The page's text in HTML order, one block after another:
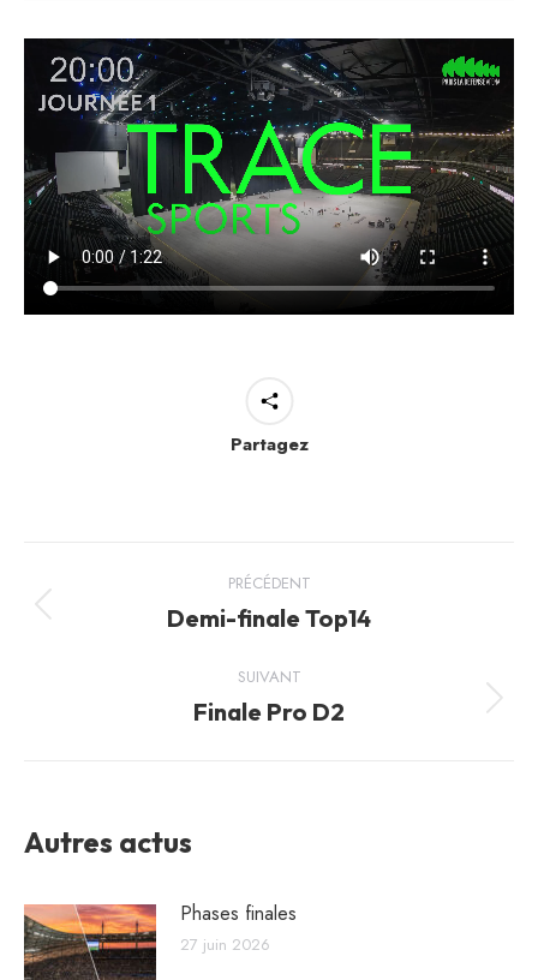
Partagez
Navigation
article
PRÉCÉDENT
Article
:
Demi-finale Top14
SUIVANT
Article
Finale Pro D2
Autres actus
Phases finales
27 juin 2026